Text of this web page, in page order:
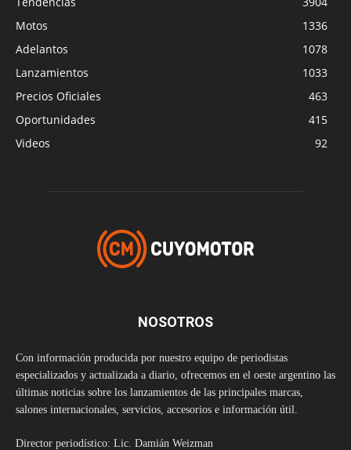
Motos
1336
Adelantos
1078
Lanzamientos
1033
Precios Oficiales
463
Oportunidades
415
Videos
92
NOSOTROS
Con información producida por nuestro equipo de periodistas
especializados y actualizada a diario, ofrecemos en el oeste argentino las
últimas noticias sobre los lanzamientos de las principales marcas,
salones internacionales, servicios, accesorios e información útil.
Director periodístico: Lic. Damián Weizman